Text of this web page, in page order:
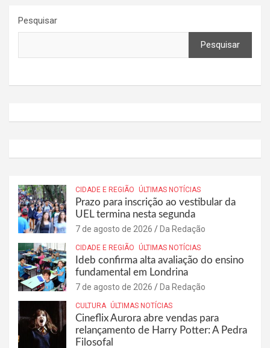
Pesquisar
Pesquisar
CIDADE E REGIÃO ÚLTIMAS NOTÍCIAS
Prazo para inscrição ao vestibular da
UEL termina nesta segunda
7 de agosto de 2026 Da Redação
CIDADE E REGIÃO ÚLTIMAS NOTÍCIAS
Ideb confirma alta avaliação do ensino
fundamental em Londrina
7 de agosto de 2026 Da Redação
CULTURA ÚLTIMAS NOTÍCIAS
Cineflix Aurora abre vendas para
relançamento de Harry Potter: A Pedra
Filosofal